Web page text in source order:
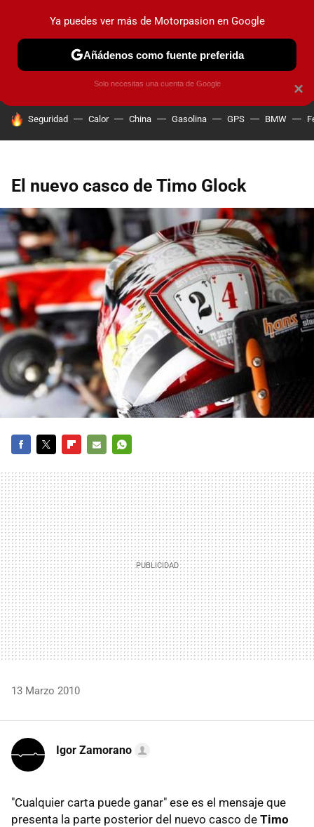
PRUEBAS COCHES ELÉCTRICOS OBSERVATORIO
HOY SE HABLA DE
Seguridad Calor China Gasolina GPS BMW
El nuevo casco de Timo Glock
MAIL
13 Marzo 2010
Igor Zamorano
"Cualquier carta puede ganar" ese es el mensaje que
presenta la parte posterior del nuevo casco de Timo
×
Ya puedes ver más de Motorpasion en Google
Añádenos como fuente preferida
Solo necesitas una cuenta de Google